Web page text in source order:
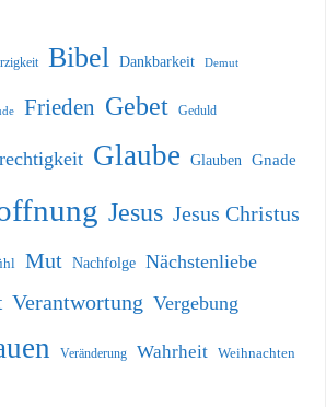
Bibel Dankbarkeit Demut
Frieden Gebet Geduld
Glaube Glauben Gnade
Jesus Jesus Christus
Mut Nachfolge Nächstenliebe
Verantwortung Vergebung
Veränderung Wahrheit Weihnachten